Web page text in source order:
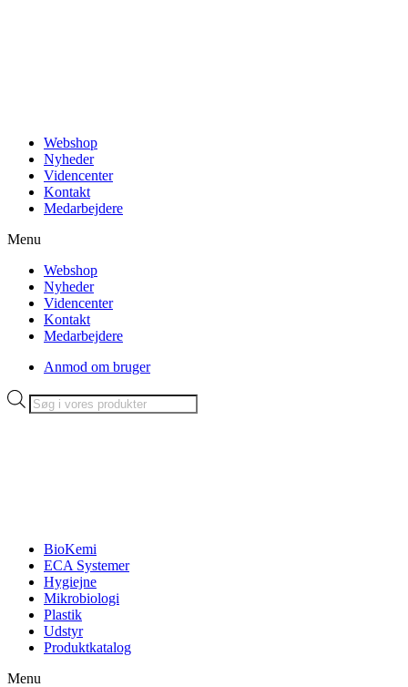
Webshop
Nyheder
Videncenter
Kontakt
Medarbejdere
Menu
Webshop
Nyheder
Videncenter
Kontakt
Medarbejdere
Anmod om bruger
Products
search
BioKemi
ECA Systemer
Hygiejne
Mikrobiologi
Plastik
Udstyr
Produktkatalog
Menu